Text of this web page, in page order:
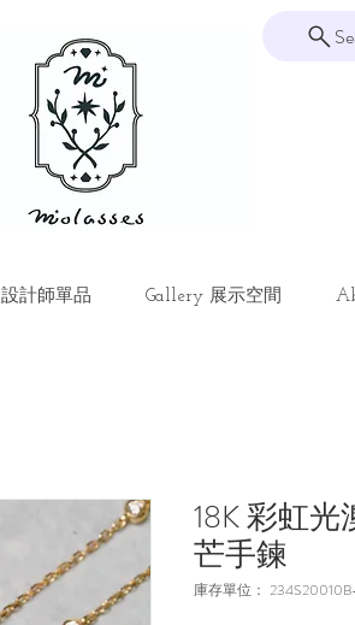
計師單品 Gallery 展示空間
18K 彩虹
芒手鍊
庫存單位：